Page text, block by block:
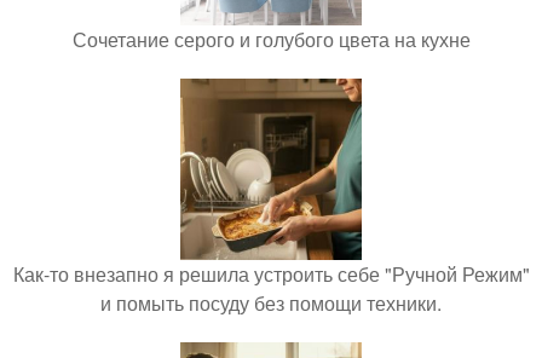
Сочетание серого и голубого цвета на кухне
Как-то внезапно я решила устроить себе "Ручной Режим"
и помыть посуду без помощи техники.